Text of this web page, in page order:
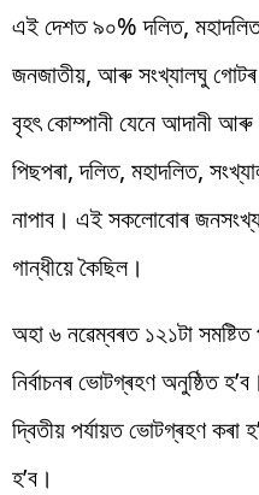
এই দেশত ৯০% দলিত,
জনজাতীয়, আৰু সংখ্যালঘু
বৃহৎ কোম্পানী যেনে আদানী আৰু
পিছপৰা, দলিত, মহাদলিত,
নাপাব। এই সকলোবোৰ
গান্ধীয়ে কৈছিল।
অহা ৬ নৱেম্বৰত ১২১টা সমষ্টিত
নিৰ্বাচনৰ ভোটগ্ৰহণ অনুষ্ঠিত
দ্বিতীয় পৰ্যায়ত ভোটগ্ৰহণ কৰা
হ’ব।